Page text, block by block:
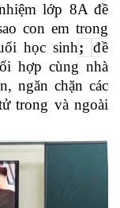
lớp 8A đề
con em trong
học sinh; đề
hợp cùng nhà
ngăn chặn các
trong và ngoài